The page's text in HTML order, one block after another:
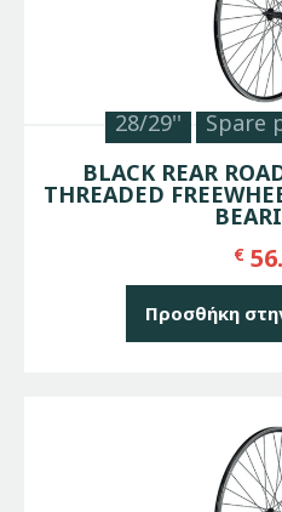
28/29'' Spare
BLACK REAR
THREADED
€
Προσθήκη